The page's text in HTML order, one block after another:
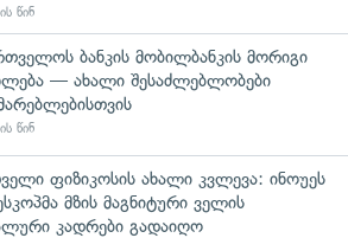
წინ
ბანკის მობილბანკის მორიგი
— ახალი შესაძლებლობები
წინ
ფიზიკოსის ახალი კვლევა: ინოუეს
მზის მაგნიტური ველის
კადრები გადაიღო